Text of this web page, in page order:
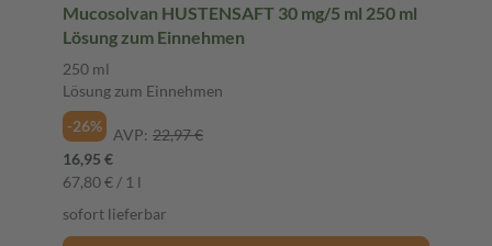
Mucosolvan HUSTENSAFT 30 mg/5 ml 250 ml
Lösung zum Einnehmen
250 ml
Lösung zum Einnehmen
-26%
AVP: 22,97 €
16,95 €
67,80 € / 1 l
sofort lieferbar